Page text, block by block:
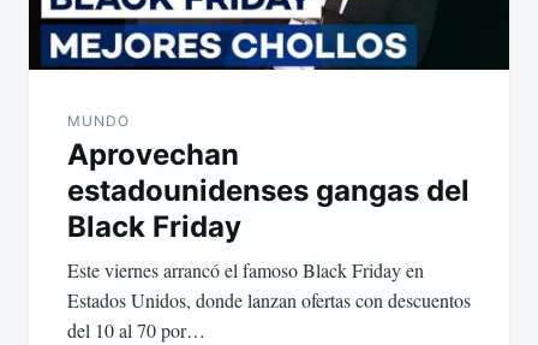
MUNDO
Aprovechan
estadounidenses gangas del
Black Friday
Este viernes arrancó el famoso Black Friday en
Estados Unidos, donde lanzan ofertas con descuentos
del 10 al 70 por…